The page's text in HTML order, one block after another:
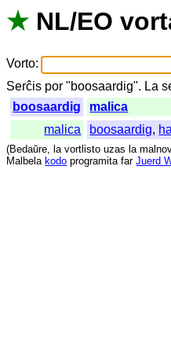
★ NL/EO
Vorto:
Serĉis por "boosaardig". La
boosaardig
malica
malica
boosaardig,
(Bedaŭre, la vortlisto uzas la
Malbela kodo programita far Juerd